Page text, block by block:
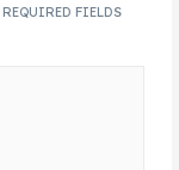
REQUIRED FIELDS